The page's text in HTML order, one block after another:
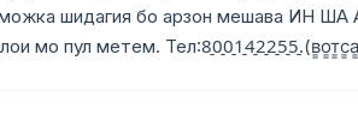
шидагия бо арзон мешава ИН
мо пул метем.